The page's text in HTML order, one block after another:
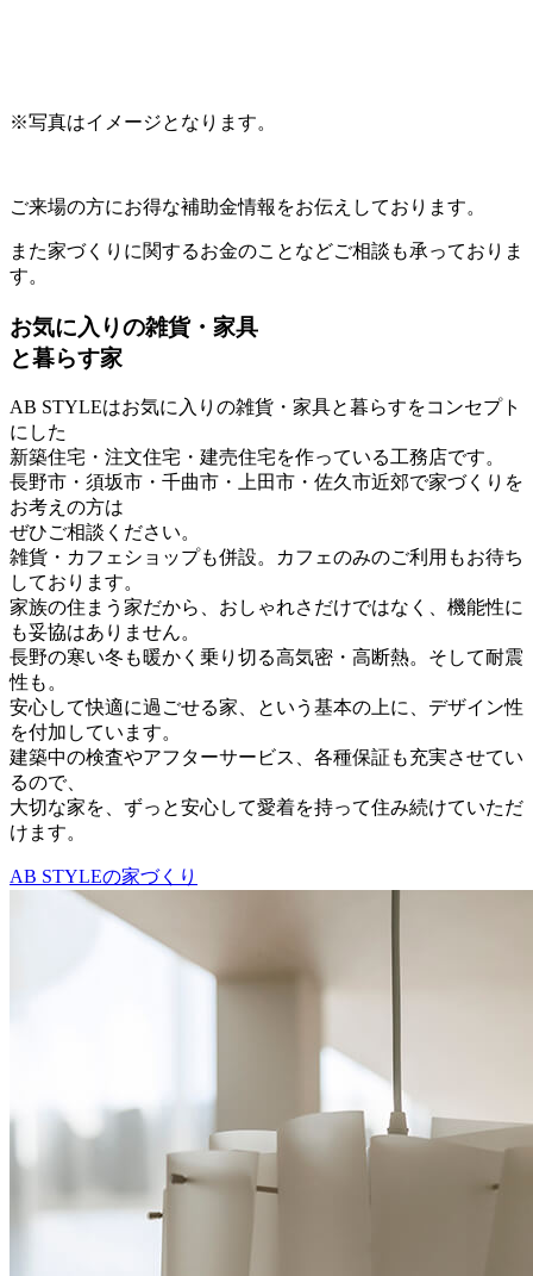
※写真はイメージとなります。
ご来場の方にお得な補助金情報をお伝えしております。
また家づくりに関するお金のことなどご相談も承っておりま
す。
お気に入りの雑貨・家具
と暮らす家
AB STYLEはお気に入りの雑貨・家具と暮らすをコンセプト
にした
新築住宅・注文住宅・建売住宅を作っている工務店です。
長野市・須坂市・千曲市・上田市・佐久市近郊で家づくりを
お考えの方は
ぜひご相談ください。
雑貨・カフェショップも併設。カフェのみのご利用もお待ち
しております。
家族の住まう家だから、おしゃれさだけではなく、機能性に
も妥協はありません。
長野の寒い冬も暖かく乗り切る高気密・高断熱。そして耐震
性も。
安心して快適に過ごせる家、という基本の上に、デザイン性
を付加しています。
建築中の検査やアフターサービス、各種保証も充実させてい
るので、
大切な家を、ずっと安心して愛着を持って住み続けていただ
けます。
AB STYLEの家づくり